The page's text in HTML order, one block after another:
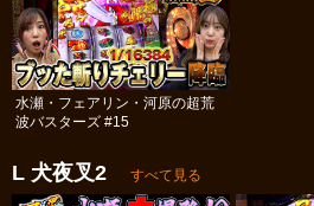
水瀬・フェアリン・河原の超荒
波バスターズ #15
L 犬夜叉2 すべて見る